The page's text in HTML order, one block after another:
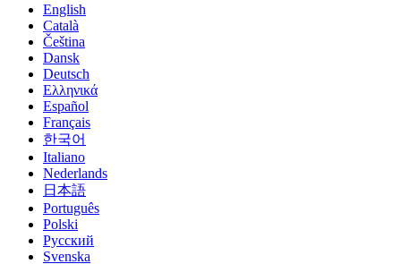
English
Català
Čeština
Dansk
Deutsch
Ελληνικά
Español
Français
한국어
Italiano
Nederlands
日本語
Português
Polski
Русский
Svenska